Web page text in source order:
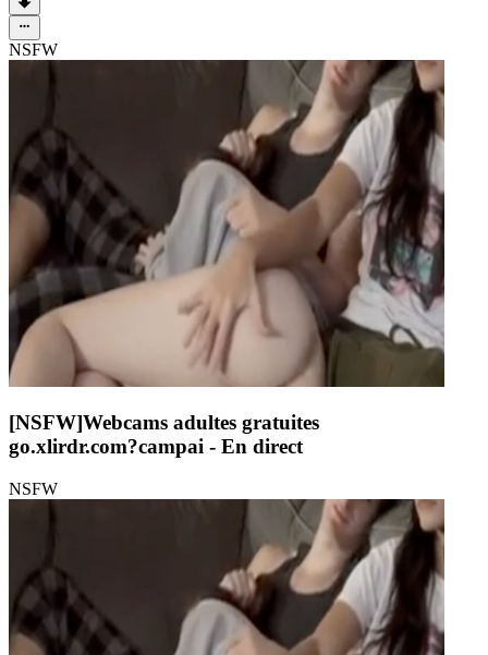
NSFW
[NSFW]Webcams adultes gratuites
go.xlirdr.com?campai - En direct
NSFW